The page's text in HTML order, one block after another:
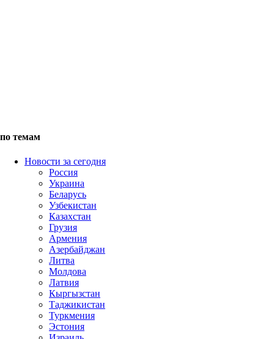
по темам
Новости за сегодня
Россия
Украина
Беларусь
Узбекистан
Казахстан
Грузия
Армения
Азербайджан
Литва
Молдова
Латвия
Кыргызстан
Таджикистан
Туркмения
Эстония